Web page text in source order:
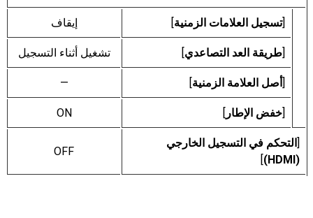
[تسجيل العلامات الزمنية] إيقاف
[طريقة العد التصاعدي] تشغيل أثناء التسجيل
[أصل العلامة الزمنية]
—
[خفض الإطار ]
ON
[التحكم في التسجيل الخارجي
(HDMI)
]
OFF